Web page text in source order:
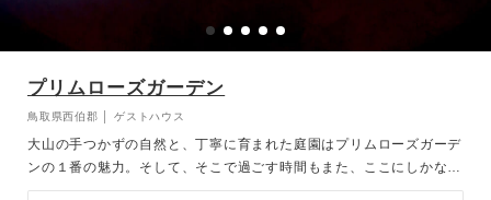
プリムローズガーデン
鳥取県西伯郡 │ ゲストハウス
大山の手つかずの自然と、丁寧に育まれた庭園はプリムローズガーデ
ンの１番の魅力。そして、そこで過ごす時間もまた、ここにしかない
ものです。365日移り行く本物の自然の中で、世界に１つの思い出